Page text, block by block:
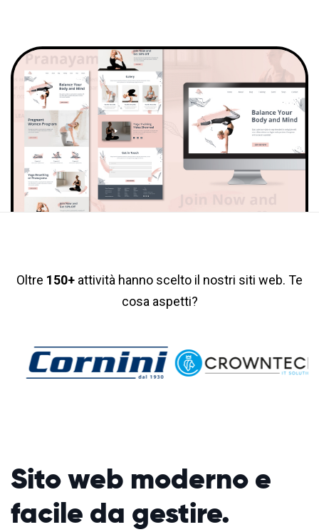
Oltre 150+ attività hanno scelto il nostri siti web. Te
cosa aspetti?
Sito web modernoe
facile da gestire.